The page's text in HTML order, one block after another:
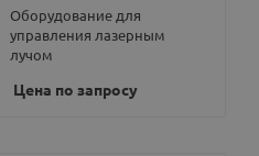
Оборудование для
управления лазерным
лучом
Цена по запросу